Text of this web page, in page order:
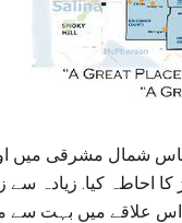
شمال مشرقی میں
میں 100،656 ایکڑ کا
علاقے میں بہت